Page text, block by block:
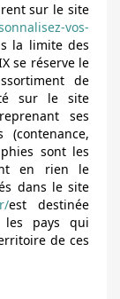
sur le site
vos-
la limite des
se réserve le
de
sur le site
ses
(contenance,
sont les
en rien le
dans le site
est destinée
les pays qui
de ces